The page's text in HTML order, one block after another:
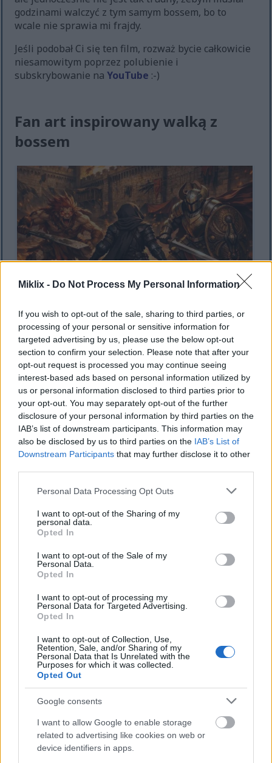
Miklix - Do Not Process My Personal Information
If you wish to opt-out of the sale, sharing to third parties, or
processing of your personal or sensitive information for
targeted advertising by us, please use the below opt-out
section to confirm your selection. Please note that after your
opt-out request is processed you may continue seeing
interest-based ads based on personal information utilized by
us or personal information disclosed to third parties prior to
your opt-out. You may separately opt-out of the further
disclosure of your personal information by third parties on the
IAB’s list of downstream participants. This information may
also be disclosed by us to third parties on the IAB’s List of
Downstream Participants that may further disclose it to other
Please note that this website/app uses one or more Google
not limited to your visit or usage behaviour. You may click to
grant or deny consent to Google and its third-party tags to
use your data for below specified purposes in below Google
consent section.
Personal Data Processing Opt Outs
I want to opt-out of the Sharing of my
personal data.
Opted In
I want to opt-out of the Sale of my
Personal Data.
Opted In
I want to opt-out of processing my
Personal Data for Targeted Advertising.
Opted In
I want to opt-out of Collection, Use,
Retention, Sale, and/or Sharing of my
Personal Data that Is Unrelated with the
Purposes for which it was collected.
Opted Out
Google consents
I want to allow Google to enable storage
related to advertising like cookies on web or
device identifiers in apps.
godzinami walczyć z tym samym bossem, bo to
wcale nie sprawia mi frajdy.
Jeśli podobał Ci się ten film, rozważ bycie całkowicie
niesamowitym poprzez polubienie i
subskrybowanie naYouTube :-)
Fan art inspirowany walką z
bossem
Ilustracja w stylu anime przedstawiająca zbroję
Tarnished in Black Knife stojącą naprzeciw
Misbegotten Warrior i Crucible Knight z mieczem i
tarczą na płonącym dziedzińcu zamku Redmane.
Kliknij lub dotknij obrazu, aby uzyskać więcej
informacji i wyższą rozdzielczość.
Obraz w stylu anime przedstawiający Tarnished
widzianego od tyłu po lewej stronie, zwróconego w
stronę Misbegotten Warrior i Crucible Knight z
mieczem i tarczą na zrujnowanym dziedzińcu zamku
Kliknij lub dotknij obrazu, aby uzyskać więcej
informacji i wyższą rozdzielczość.